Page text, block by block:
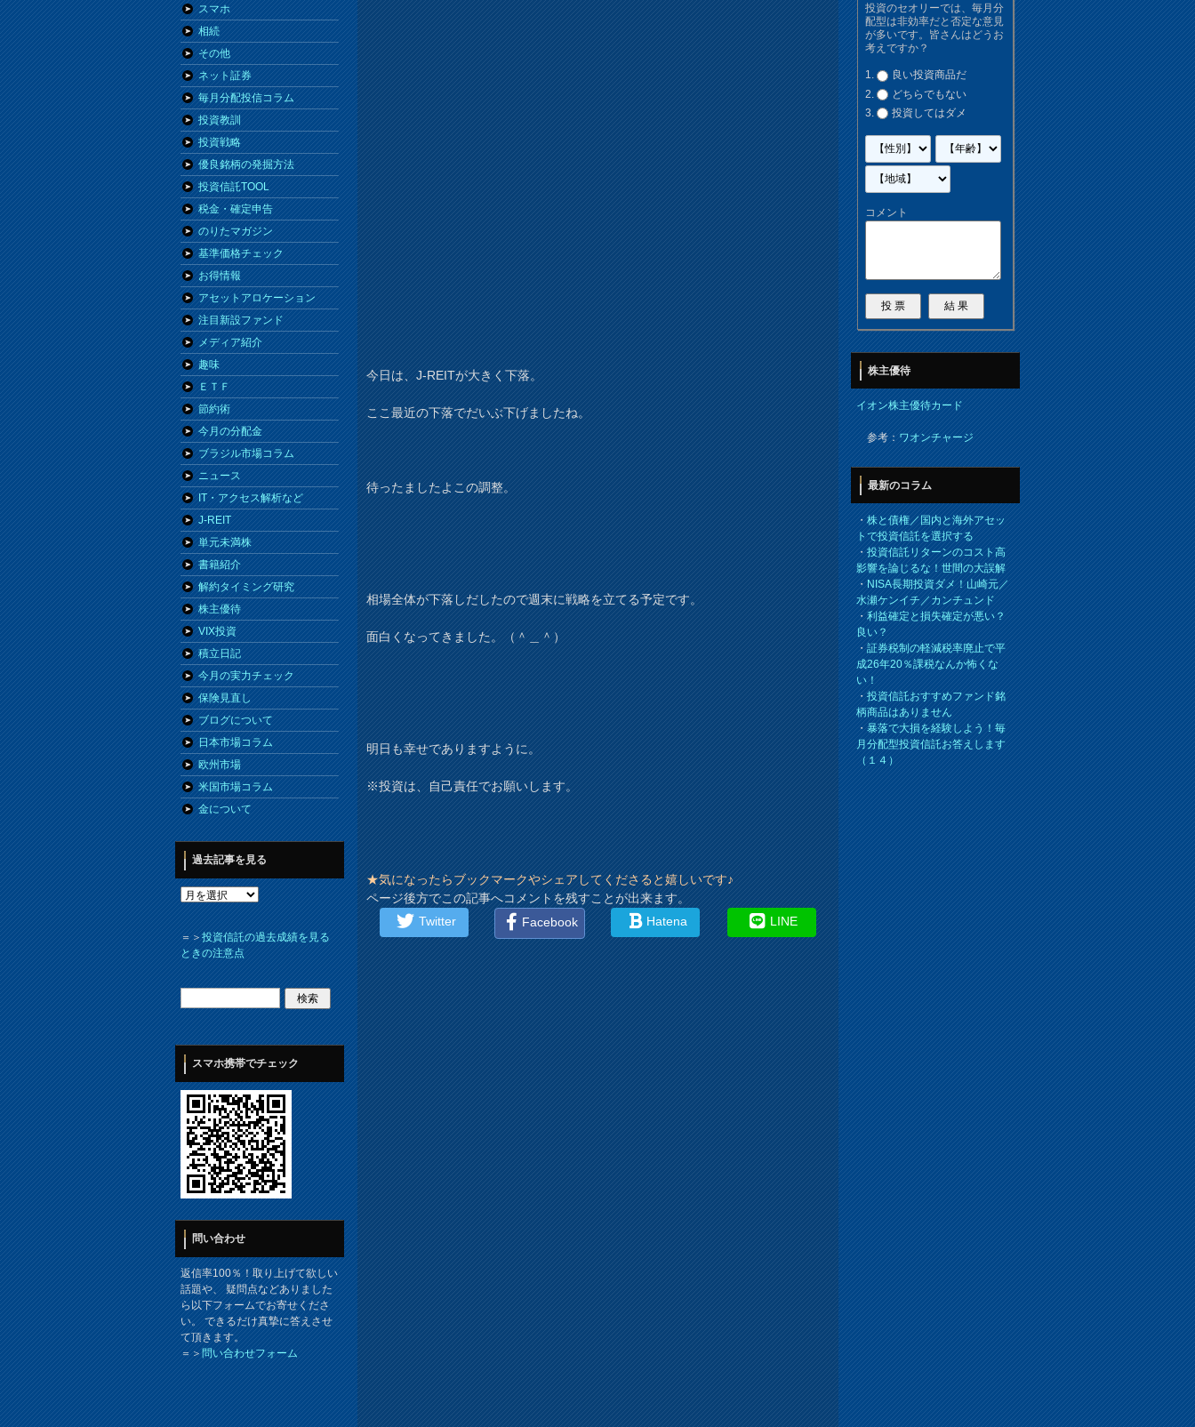
今日は、J-REITが大きく下落。
ここ最近の下落でだいぶ下げましたね。
待ったましたよこの調整。
相場全体が下落しだしたので週末に戦略を立てる予定です。
面白くなってきました。（＾＿＾）
明日も幸せでありますように。
※投資は、自己責任でお願いします。
★気になったらブックマークやシェアしてくださると嬉しいです♪
ページ後方でこの記事へコメントを残すことが出来ます。
Twitter
Facebook Hatena LINE
スマホ
相続
その他
ネット証券
毎月分配投信コラム
投資教訓
投資戦略
優良銘柄の発掘方法
投資信託TOOL
税金・確定申告
のりたマガジン
基準価格チェック
お得情報
アセットアロケーション
注目新設ファンド
メディア紹介
趣味
ＥＴＦ
節約術
今月の分配金
ブラジル市場コラム
ニュース
IT・アクセス解析など
J-REIT
単元未満株
書籍紹介
解約タイミング研究
株主優待
VIX投資
積立日記
今月の実力チェック
保険見直し
ブログについて
日本市場コラム
欧州市場
米国市場コラム
金について
過去記事を見る
＝＞投資信託の過去成績を見る
ときの注意点
スマホ携帯でチェック
問い合わせ
返信率100％！取り上げて欲しい
話題や、 疑問点などありました
ら以下フォームでお寄せくださ
い。 できるだけ真摯に答えさせ
て頂きます。
＝＞問い合わせフォーム
投資のセオリーでは、毎月分
配型は非効率だと否定な意見
が多いです。皆さんはどうお
考えですか？
良い投資商品だ
どちらでもない
投資してはダメ
コメント
株主優待
イオン株主優待カード
参考：ワオンチャージ
最新のコラム
・株と債権／国内と海外アセッ
トで投資信託を選択する
・投資信託リターンのコスト高
影響を論じるな！世間の大誤解
・NISA長期投資ダメ！山崎元／
水瀬ケンイチ／カンチュンド
・利益確定と損失確定が悪い？
良い？
・証券税制の軽減税率廃止で平
成26年20％課税なんか怖くな
い！
・投資信託おすすめファンド銘
柄商品はありません
・暴落で大損を経験しよう！毎
月分配型投資信託お答えします
（１４）